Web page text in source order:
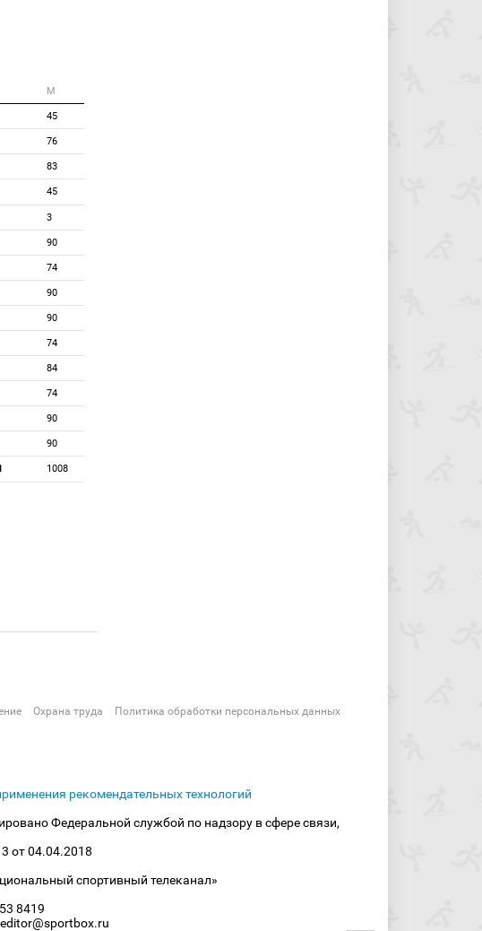
М
45
76
83
45
3
90
74
90
90
74
84
74
90
90
1008
Охрана труда Политика обработки персональных данных
рекомендательных технологий
Федеральной службой по надзору в сфере связи,
от 04.04.2018
спортивный телеканал»
8419